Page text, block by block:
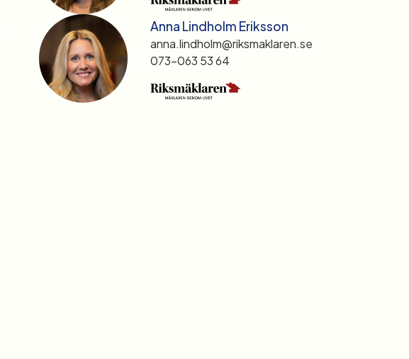
Anna Lindholm Eriksson
anna.lindholm@riksmaklaren.se
073-063 53 64